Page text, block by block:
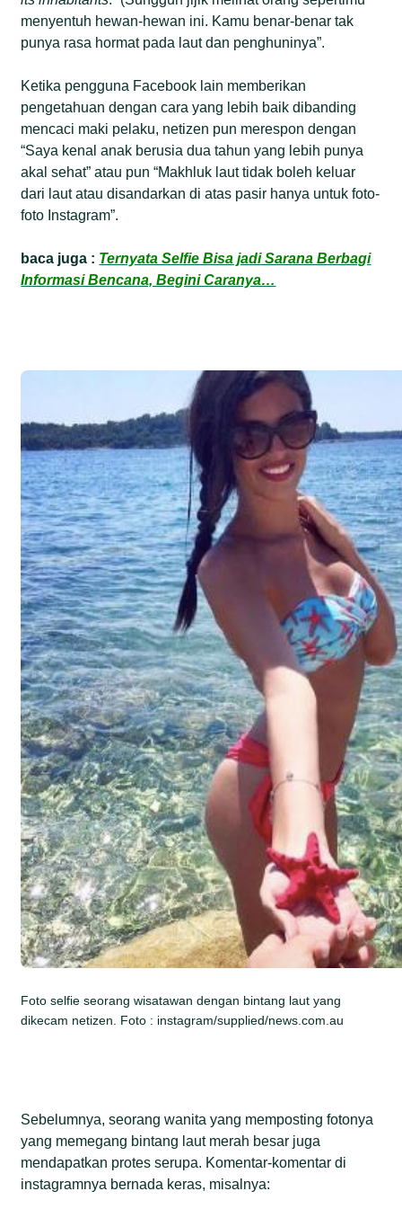
menyentuh hewan-hewan ini. Kamu benar-benar tak
punya rasa hormat pada laut dan penghuninya”.
Ketika pengguna Facebook lain memberikan
pengetahuan dengan cara yang lebih baik dibanding
mencaci maki pelaku, netizen pun merespon dengan
“Saya kenal anak berusia dua tahun yang lebih punya
akal sehat” atau pun “Makhluk laut tidak boleh keluar
dari laut atau disandarkan di atas pasir hanya untuk foto-
foto Instagram”.
baca juga : Ternyata Selfie Bisa jadi Sarana Berbagi
Informasi Bencana, Begini Caranya…
Foto selfie seorang wisatawan dengan bintang laut yang
dikecam netizen. Foto : instagram/supplied/news.com.au
Sebelumnya, seorang wanita yang memposting fotonya
yang memegang bintang laut merah besar juga
mendapatkan protes serupa. Komentar-komentar di
instagramnya bernada keras, misalnya: